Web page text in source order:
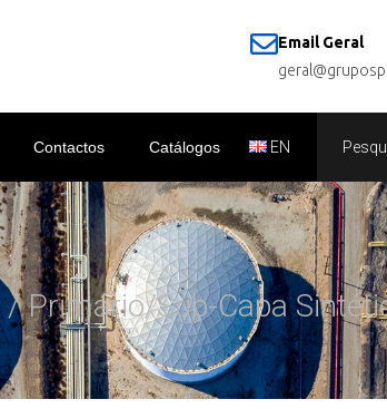
Email Geral
Contactos Catálogos EN
/ Primário/Sub-Capa